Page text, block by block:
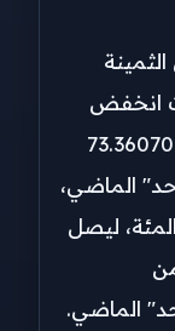
انخفض
سعر الفضة بنسبة 2.58 في المئة، ليبلغ 73.36070
دولار "الأحد" الماضي،
بنسبة 2.20 في المئة، ليصل
من